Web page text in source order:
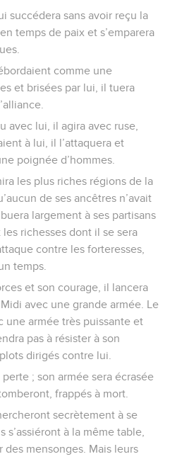
succédera sans avoir reçu la
temps de paix et s’emparera
comme une
et brisées par lui, il tuera
avec lui, il agira avec ruse,
à lui, il l’attaquera et
poignée d’hommes.
les plus riches régions de la
de ses ancêtres n’avait
largement à ses partisans
richesses dont il se sera
contre les forteresses,
temps.
et son courage, il lancera
avec une grande armée. Le
une armée très puissante et
pas à résister à son
dirigés contre lui.
; son armée sera écrasée
frappés à mort.
secrètement à se
à la même table,
des mensonges. Mais leurs